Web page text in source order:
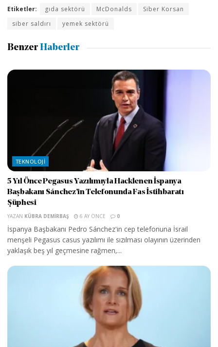
Etiketler: gıda sektörü McDonalds
Siber Korsan
siber saldırı
yemek sektörü
Benzer Haberler
TEKNOLOJI
5 Yıl Önce Pegasus Yazılımıyla Hacklenen İspanya
Başbakanı Sánchez’in Telefonunda Fas İstihbaratı
Şüphesi
YAZAN KÜBRA DEMIRBAŞ 6 AY ÖNCE 0
İspanya Başbakanı Pedro Sánchez'in cep telefonuna İsrail
menşeli Pegasus casus yazılımı ile sızılması olayının üzerinden
yaklaşık beş yıl geçmesine rağmen,...